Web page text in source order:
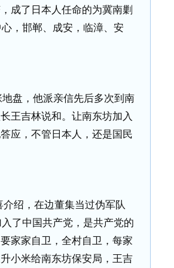
成了日本人任命的为冀南剿
，邯郸、成安，临漳、安
盘，他派亲信先后多次到南
王吉林说和。让南东坊加入
应，不管日本人，还是国民
绍，在边董集当过伪军队
了中国共产党，是共产党的
家家自卫，全村自卫，每家
小米给南东坊保安局，王吉